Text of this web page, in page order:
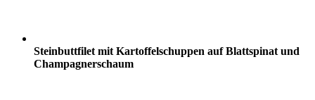
Steinbuttfilet mit Kartoffelschuppen auf Blattspinat und
Champagnerschaum